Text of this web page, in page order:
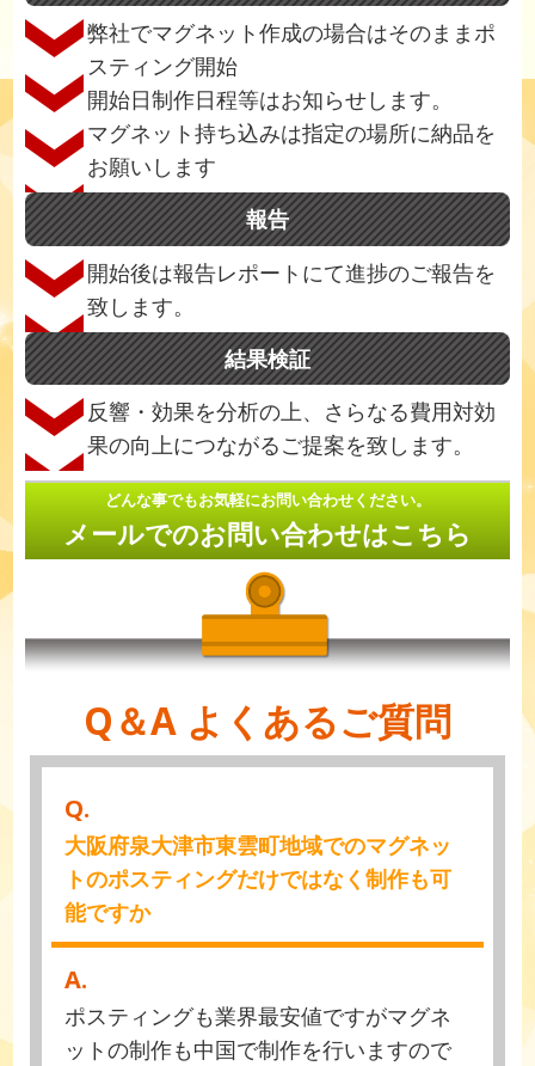
弊社でマグネット作成の場合はそのままポ
スティング開始
開始日制作日程等はお知らせします。
マグネット持ち込みは指定の場所に納品を
お願いします
報告
開始後は報告レポートにて進捗のご報告を
致します。
結果検証
反響・効果を分析の上、さらなる費用対効
果の向上につながるご提案を致します。
どんな事でもお気軽にお問い合わせください。
メールでのお問い合わせはこちら
Q＆A よくあるご質問
Q.
大阪府泉大津市東雲町地域でのマグネッ
トのポスティングだけではなく制作も可
能ですか
A.
ポスティングも業界最安値ですがマグネ
ットの制作も中国で制作を行いますので